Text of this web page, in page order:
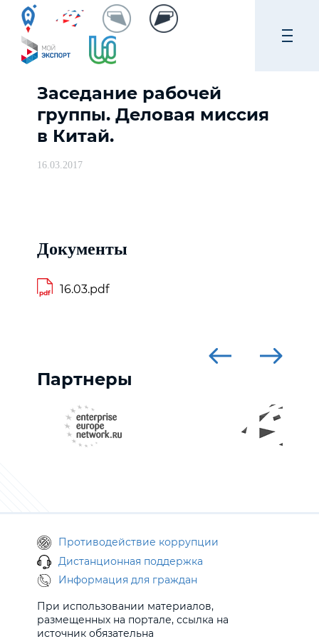
Заседание рабочей
группы. Деловая миссия
в Китай.
16.03.2017
Документы
pdf 16.03.pdf
Партнеры
Противодействие коррупции
Дистанционная поддержка
Информация для граждан
При использовании материалов,
размещенных на портале, ссылка на
источник обязательна